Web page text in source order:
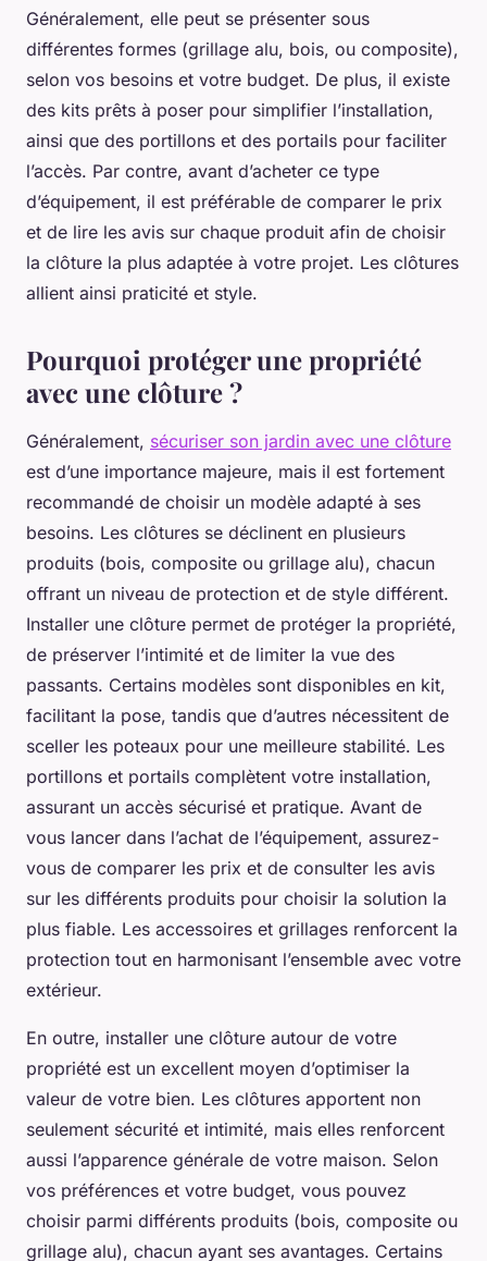
Généralement, elle peut se présenter sous
différentes formes (grillage alu, bois, ou composite),
selon vos besoins et votre budget. De plus, il existe
des kits prêts à poser pour simplifier l’installation,
ainsi que des portillons et des portails pour faciliter
l’accès. Par contre, avant d’acheter ce type
d’équipement, il est préférable de comparer le prix
et de lire les avis sur chaque produit afin de choisir
la clôture la plus adaptée à votre projet. Les clôtures
allient ainsi praticité et style.
Pourquoi protéger une propriété
avec une clôture ?
Généralement, sécuriser son jardin avec une clôture
est d’une importance majeure, mais il est fortement
recommandé de choisir un modèle adapté à ses
besoins. Les clôtures se déclinent en plusieurs
produits (bois, composite ou grillage alu), chacun
offrant un niveau de protection et de style différent.
Installer une clôture permet de protéger la propriété,
de préserver l’intimité et de limiter la vue des
passants. Certains modèles sont disponibles en kit,
facilitant la pose, tandis que d’autres nécessitent de
sceller les poteaux pour une meilleure stabilité. Les
portillons et portails complètent votre installation,
assurant un accès sécurisé et pratique. Avant de
vous lancer dans l’achat de l’équipement, assurez-
vous de comparer les prix et de consulter les avis
sur les différents produits pour choisir la solution la
plus fiable. Les accessoires et grillages renforcent la
protection tout en harmonisant l’ensemble avec votre
extérieur.
En outre, installer une clôture autour de votre
propriété est un excellent moyen d’optimiser la
valeur de votre bien. Les clôtures apportent non
seulement sécurité et intimité, mais elles renforcent
aussi l’apparence générale de votre maison. Selon
vos préférences et votre budget, vous pouvez
choisir parmi différents produits (bois, composite ou
grillage alu), chacun ayant ses avantages. Certains